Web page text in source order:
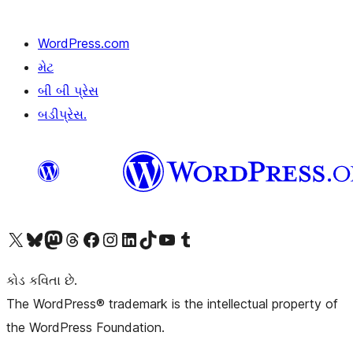
WordPress.com
મેટ
બી બી પ્રેસ
બડીપ્રેસ.
અમારા X (અગાઉ ટ્વિટર) એકાઉન્ટની મુલાકાત લોઅમારા Bluesky એકાઉન્ટની મુલાકાત લોઅમારા માસ્ટોડોન એકાઉન્ટની મુલાકાત લોઅમારા Threads એકાઉન્ટની મુલાકાત લો અમારા ફેસબુક પેજની મુલાકાત લોઅમારા ઇન્સ્ટાગ્રામ એકાઉન્ટની મુલાકાત લો અમારા LinkedIn એકાઉન્ટની મુલાકાત લોઅમારા TikTok એકાઉન્ટની મુલાકાત લોઅમારી YouTube ચેનલની મુલાકાત લો અમારા Tumblr એકાઉન્ટની મુલાકાત લો
કોડ કવિતા છે.
The WordPress® trademark is the intellectual property of
the WordPress Foundation.